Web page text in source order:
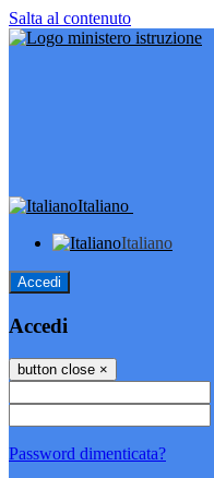
Salta al contenuto
Italiano
Italiano
Accedi
Accedi
button close ×
Password dimenticata?